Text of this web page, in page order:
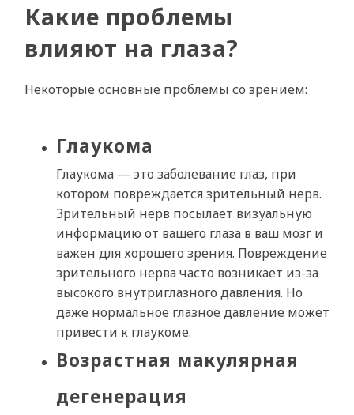
Какие проблемы
влияют на глаза?
Некоторые основные проблемы со зрением:
Глаукома
Глаукома — это заболевание глаз, при
котором повреждается зрительный нерв.
Зрительный нерв посылает визуальную
информацию от вашего глаза в ваш мозг и
важен для хорошего зрения. Повреждение
зрительного нерва часто возникает из-за
высокого внутриглазного давления. Но
даже нормальное глазное давление может
привести к глаукоме.
Возрастная макулярная
дегенерация